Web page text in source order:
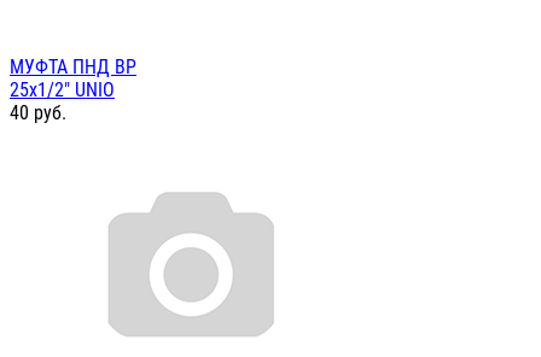
МУФТА ПНД ВР
25х1/2" UNIO
40 руб.